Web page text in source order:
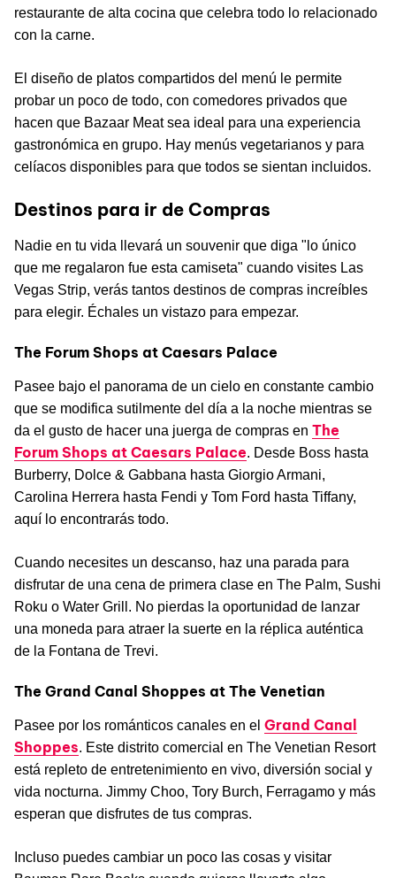
restaurante de alta cocina que celebra todo lo relacionado
con la carne.
El diseño de platos compartidos del menú le permite
probar un poco de todo, con comedores privados que
hacen que Bazaar Meat sea ideal para una experiencia
gastronómica en grupo. Hay menús vegetarianos y para
celíacos disponibles para que todos se sientan incluidos.
Destinos para ir de Compras
Nadie en tu vida llevará un souvenir que diga "lo único
que me regalaron fue esta camiseta" cuando visites Las
Vegas Strip, verás tantos destinos de compras increíbles
para elegir. Échales un vistazo para empezar.
The Forum Shops at Caesars Palace
Pasee bajo el panorama de un cielo en constante cambio
que se modifica sutilmente del día a la noche mientras se
da el gusto de hacer una juerga de compras en The
Forum Shops at Caesars Palace. Desde Boss hasta
Burberry, Dolce & Gabbana hasta Giorgio Armani,
Carolina Herrera hasta Fendi y Tom Ford hasta Tiffany,
aquí lo encontrarás todo.
Cuando necesites un descanso, haz una parada para
disfrutar de una cena de primera clase en The Palm, Sushi
Roku o Water Grill. No pierdas la oportunidad de lanzar
una moneda para atraer la suerte en la réplica auténtica
de la Fontana de Trevi.
The Grand Canal Shoppes at The Venetian
Pasee por los románticos canales en el Grand Canal
Shoppes. Este distrito comercial en The Venetian Resort
está repleto de entretenimiento en vivo, diversión social y
vida nocturna. Jimmy Choo, Tory Burch, Ferragamo y más
esperan que disfrutes de tus compras.
Incluso puedes cambiar un poco las cosas y visitar